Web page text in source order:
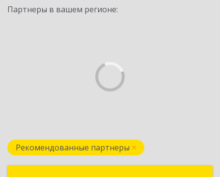
Партнеры в вашем регионе:
Рекомендованные партнеры